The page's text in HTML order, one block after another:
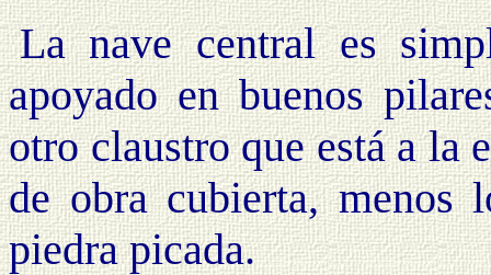
La nave central es
apoyado en buenos
otro claustro que está a la
de obra cubierta, menos
piedra picada.